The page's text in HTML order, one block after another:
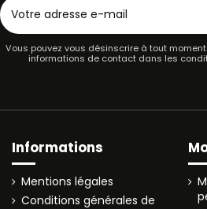
Vous pouvez vous désinscrire à tout
informations de contact dans les
Informations
Mentions légales
Conditions générales de